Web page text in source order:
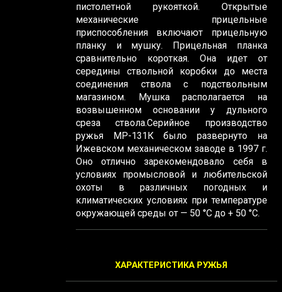
пистолетной рукояткой. Открытые
механические прицельные
приспособления включают прицельную
планку и мушку. Прицельная планка
сравнительно короткая. Она идет от
середины ствольной коробки до места
соединения ствола с подствольным
магазином. Мушка располагается на
возвышенном основании у дульного
среза ствола.Серийное производство
ружья МР-131К было развернуто на
Ижевском механическом заводе в 1997 г.
Оно отлично зарекомендовало себя в
условиях промысловой и любительской
охоты в различных погодных и
климатических условиях при температуре
окружающей среды от — 50 °С до + 50 °С.
ХАРАКТЕРИСТИКА РУЖЬЯ